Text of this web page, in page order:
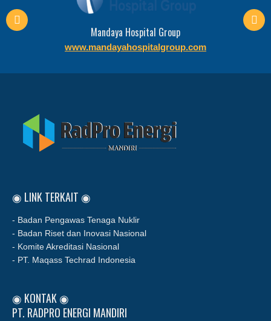
Mandaya Hospital Group
www.mandayahospitalgroup.com
◉ LINK TERKAIT ◉
- Badan Pengawas Tenaga Nuklir
- Badan Riset dan Inovasi Nasional
- Komite Akreditasi Nasional
- PT. Maqass Techrad Indonesia
◉ KONTAK ◉
PT. RADPRO ENERGI MANDIRI